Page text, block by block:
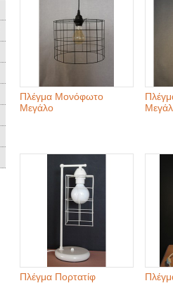
Πλέγμα Μονόφωτο
Μεγάλο
Πλέγμα Πορτατίφ